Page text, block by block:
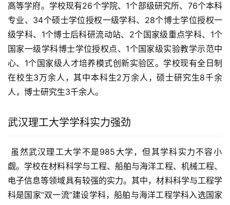
高等学府。学校现有26个学院、1个部级研究所、76个本科
专业、34个硕士学位授权一级学科、28个博士学位授权一
级学科、1个博士后科研流动站、2个国家级重点学科、1个
国家一级学科博士学位授权点、1个国家级实验教学示范中
心、1个国家级人才培养模式创新实验区。学校现有全日制
在校生3万余人，其中本科生2万余人，硕士研究生8千余
人，博士研究生3千余人。
武汉理工大学学科实力强劲
觑。学校在材料科学与工程、船舶与海洋工程、机械工程、
电子信息等领域具有较强的实力。其中，材料科学与工程学
科是国家“双一流”建设学科，船舶与海洋工程学科入选国家